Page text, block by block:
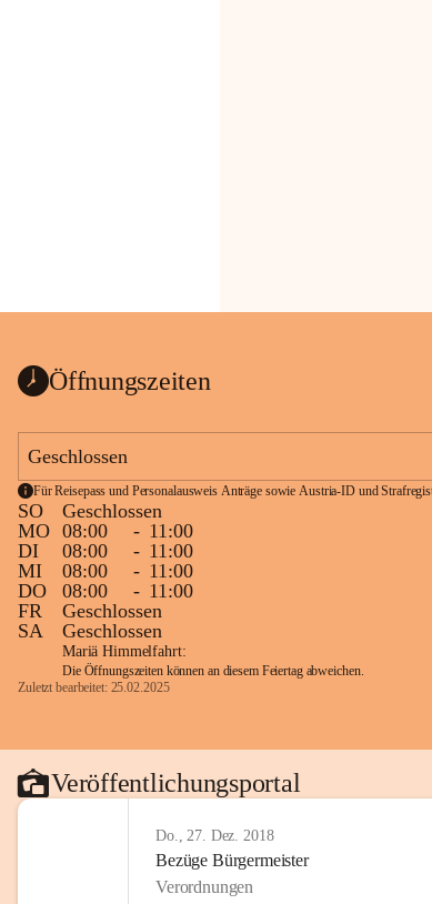
Öffnungszeiten
Geschlossen
Für Reisepass und Personalausweis Anträge sowie Austria-ID und
SO
Geschlossen
MO 08:00 - 11:00
DI
08:00 - 11:00
MI
08:00 - 11:00
DO
08:00 - 11:00
FR
Geschlossen
SA
Geschlossen
Mariä Himmelfahrt:
Die Öffnungszeiten können an diesem Feiertag abweichen.
Zuletzt bearbeitet: 25.02.2025
Veröffentlichungsportal
Do., 27. Dez. 2018
Bezüge Bürgermeister
Verordnungen